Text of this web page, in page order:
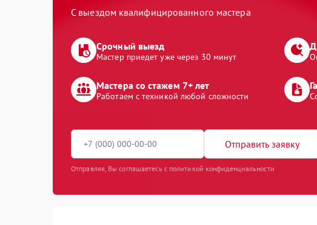
С выездом квалифицированного мастера
Срочный выезд
Мастер приедет уже через 30 минут
Мастера со стажем 7+ лет
Работаем с техникой любой сложности
Отправить заявку
Отправляя, Вы соглашаетесь с политикой конфиденциальности